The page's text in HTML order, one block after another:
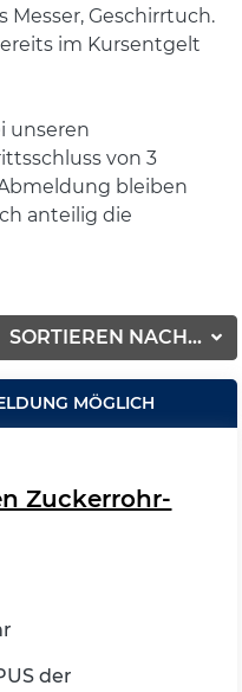
Messer, Geschirrtuch.
im Kursentgelt
unseren
von 3
bleiben
anteilig die
SORTIEREN NACH...
MÖGLICH
Zuckerrohr-
der